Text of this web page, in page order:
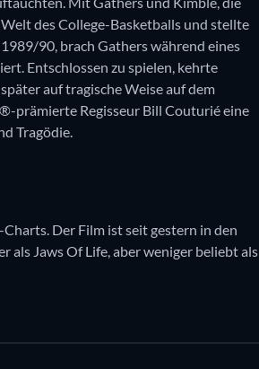
des College-Basketballs und stellte
90, brach Gathers während eines
Entschlossen zu spielen, kehrte
auf tragische Weise auf dem
prämierte Regisseur Bill Couturié eine
Tragödie.
Der Film ist seit gestern in den
als Jaws Of Life, aber weniger beliebt als